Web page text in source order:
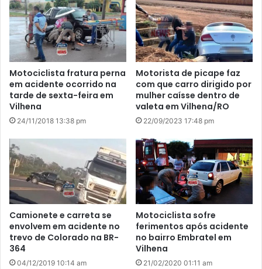
Motociclista fratura perna
em acidente ocorrido na
tarde de sexta-feira em
Vilhena
24/11/2018 13:38 pm
Motorista de picape faz
com que carro dirigido por
mulher caísse dentro de
valeta em Vilhena/RO
22/09/2023 17:48 pm
Camionete e carreta se
envolvem em acidente no
trevo de Colorado na BR-
364
04/12/2019 10:14 am
Motociclista sofre
ferimentos após acidente
no bairro Embratel em
Vilhena
21/02/2020 01:11 am